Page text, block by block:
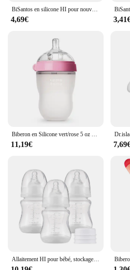
4,69€
11,19€